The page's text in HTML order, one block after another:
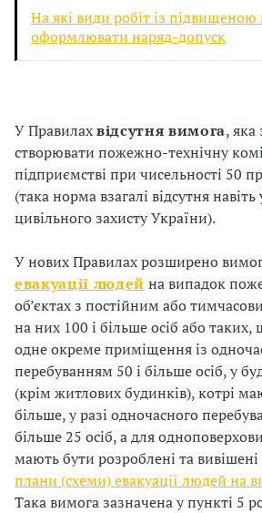
На які види робіт із
оформлювати наряд-допуск
У Правилахвідсутня вимога, яка
створювати пожежно-технічну
підприємстві при чисельності 50
(така норма взагалі відсутня навіть
цивільного захисту України).
У нових Правилах розширено
евакуації людей на випадок
об’єктах з постійним або
на них 100 і більше осіб або
одне окреме приміщення із
перебуванням 50 і більше осіб, у
(крім житлових будинків), котрі
більше, у разі одночасного
більше 25 осіб, а для
мають бути розроблені та
плани (схеми) евакуації людей на
Така вимога зазначена у пункті 5
а
д
й
н
й
о
р